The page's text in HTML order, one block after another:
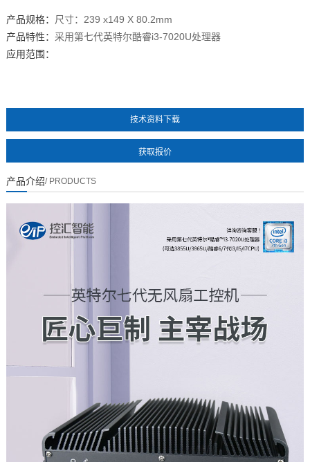
产品规格： 尺寸：239 x149 X 80.2mm
产品特性： 采用第七代英特尔酷睿i3-7020U处理器
应用范围：
暂无数据
技术资料下载
产品介绍/ PRODUCTS